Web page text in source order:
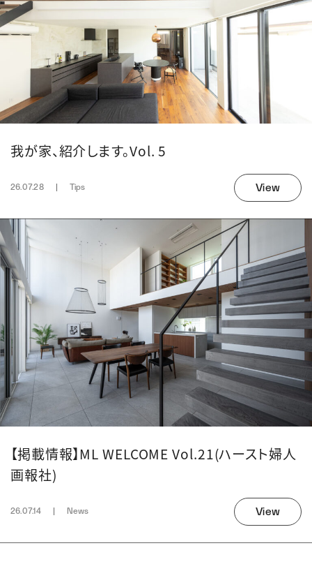
我が家、紹介します。Vol. 5
26.07.28 Tips View
【掲載情報】ML WELCOME Vol.21(ハースト婦人
画報社)
26.07.14 News View